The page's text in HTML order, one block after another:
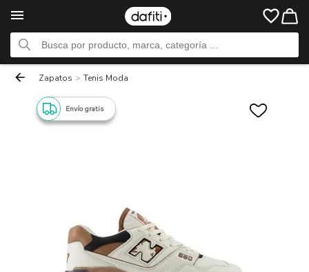
Zapatos > Tenis Moda
Envío gratis